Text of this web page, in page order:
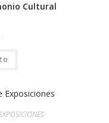
Cultural